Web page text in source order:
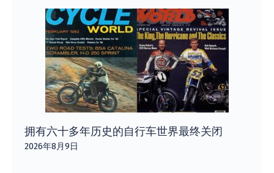
拥有六十多年历史的自行车世界最终关闭
2026年8月9日